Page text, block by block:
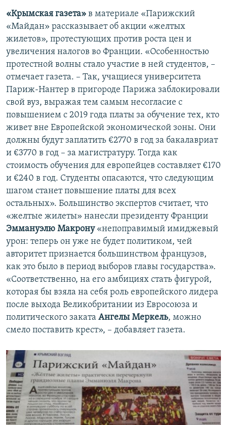
«Крымская газета» в материале «Парижский
«Майдан» рассказывает об акции «желтых
жилетов», протестующих против роста цен и
увеличения налогов во Франции. «Особенностью
протестной волны стало участие в ней студентов, –
отмечает газета. – Так, учащиеся университета
Париж-Нантер в пригороде Парижа заблокировали
свой вуз, выражая тем самым несогласие с
повышением с 2019 года платы за обучение тех, кто
живет вне Европейской экономической зоны. Они
должны будут заплатить €2770 в год за бакалавриат
и €3770 в год – за магистратуру. Тогда как
стоимость обучения для европейцев составляет €170
и €240 в год. Студенты опасаются, что следующим
шагом станет повышение платы для всех
остальных». Большинство экспертов считает, что
«желтые жилеты» нанесли президенту Франции
Эммануэлю Макрону«непоправимый имиджевый
урон: теперь он уже не будет политиком, чей
авторитет признается большинством французов,
как это было в период выборов главы государства».
«Соответственно, на его амбициях стать фигурой,
которая бы взяла на себя роль европейского лидера
после выхода Великобритании из Евросоюза и
политического заката Ангелы Меркель, можно
смело поставить крест», – добавляет газета.